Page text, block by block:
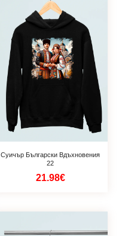
Суичър Български Вдъхновения
22
21.98€